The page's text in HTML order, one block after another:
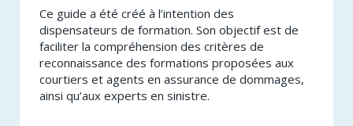
DE
LA
CHAMBRE
DE
L'ASSURANCE
DE
DOMMAGES
Ce guide a été créé à l’intention des
dispensateurs de formation. Son objectif est de
faciliter la compréhension des critères de
reconnaissance des formations proposées aux
courtiers et agents en assurance de dommages,
ainsi qu’aux experts en sinistre.